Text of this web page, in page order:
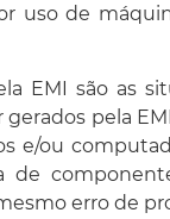
uso de
EMI são as
pela
e/ou
de
erro de